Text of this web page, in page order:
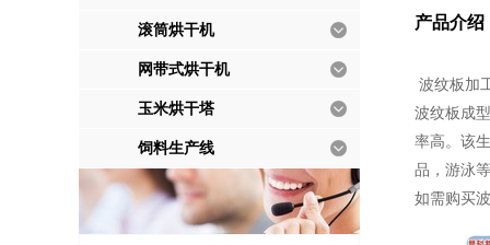
滚筒烘干机
网带式烘干机
玉米烘干塔
饲料生产线
产品介绍
波纹板加
波纹板成
率高。该
品，游泳
如需购买